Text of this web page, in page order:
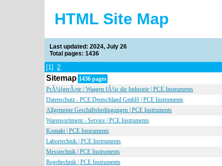
HTML Site Map
Last updated: 2024, July 26
Total pages: 1436
[1] 2
Sitemap 1436 pages
PrÃ¼fgerÃ¤te / Waagen fÃ¼r die Industrie | PCE Instruments
Datenschutz - PCE Deutschland GmbH | PCE Instruments
Allgemeine Geschäftsbedingungen | PCE Instruments
Warensortiment - Service | PCE Instruments
Kontakt | PCE Instruments
Labortechnik | PCE Instruments
Messtechnik | PCE Instruments
Regeltechnik | PCE Instruments